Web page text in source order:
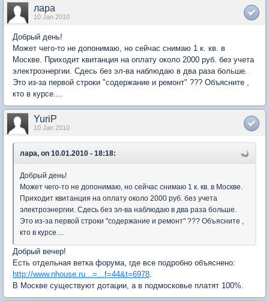
лара
10 Jan 2010
Добрый день!
Может чего-то не допонимаю, но сейчас снимаю 1 к. кв. в
Москве. Приходит квитанция на оплату около 2000 руб. без учета
электроэнергии. Сдесь без эл-ва наблюдаю в два раза больше.
Это из-за первой строки "содержание и ремонт" ??? Объясните ,
кто в курсе....
YuriP
10 Jan 2010
лара, on 10.01.2010 - 18:18:
Добрый день!
Может чего-то не допонимаю, но сейчас снимаю 1 к. кв. в Москве.
Приходит квитанция на оплату около 2000 руб. без учета
электроэнергии. Сдесь без эл-ва наблюдаю в два раза больше.
Это из-за первой строки "содержание и ремонт" ??? Объясните ,
кто в курсе....
Добрый вечер!
Есть отдельная ветка форума, где все подробно объяснено:
http://www.nhouse.ru...=...f=44&t=6978.
В Москве существуют дотации, а в подмосковье платят 100%.